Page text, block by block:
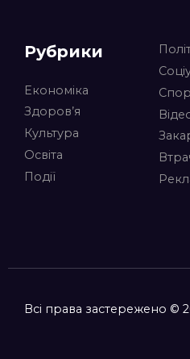
Рубрики
Економіка
Здоров’я
Культура
Освіта
Події
Всі права застережено ©